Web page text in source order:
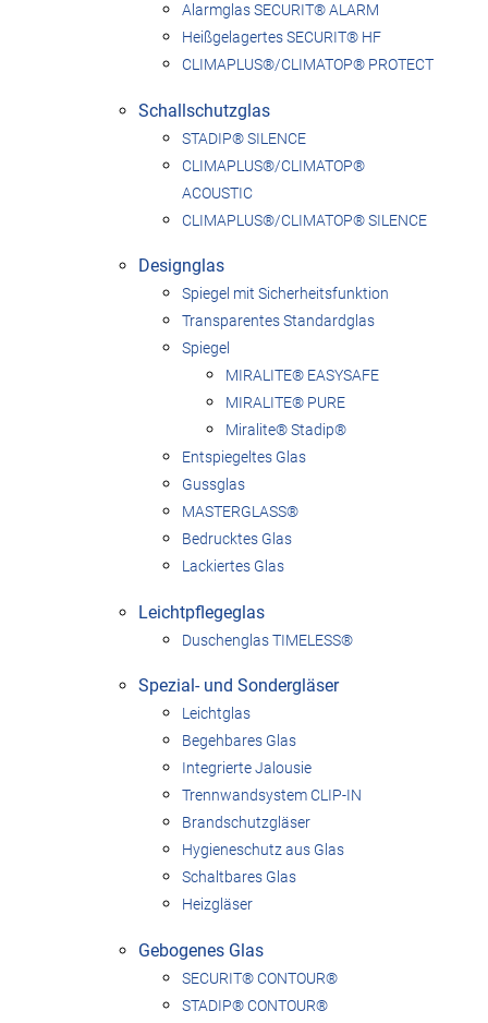
Alarmglas SECURIT® ALARM
Heißgelagertes SECURIT® HF
CLIMAPLUS®/CLIMATOP® PROTECT
Schallschutzglas
STADIP® SILENCE
CLIMAPLUS®/CLIMATOP®
ACOUSTIC
CLIMAPLUS®/CLIMATOP® SILENCE
Designglas
Spiegel mit Sicherheitsfunktion
Transparentes Standardglas
Spiegel
MIRALITE® EASYSAFE
MIRALITE® PURE
Miralite® Stadip®
Entspiegeltes Glas
Gussglas
MASTERGLASS®
Bedrucktes Glas
Lackiertes Glas
Leichtpflegeglas
Duschenglas TIMELESS®
Spezial- und Sondergläser
Leichtglas
Begehbares Glas
Integrierte Jalousie
Trennwandsystem CLIP-IN
Brandschutzgläser
Hygieneschutz aus Glas
Schaltbares Glas
Heizgläser
Gebogenes Glas
SECURIT® CONTOUR®
STADIP® CONTOUR®